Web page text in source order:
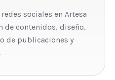
sociales en Artesa
de contenidos, diseño,
de publicaciones y